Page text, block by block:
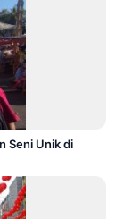
Seni Unik di